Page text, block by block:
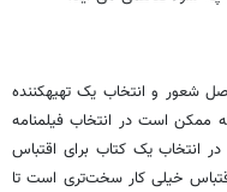
شعور و انتخاب یک تهیهکننده
ممکن است در انتخاب فیلمنامه
در انتخاب یک کتاب برای اقتباس
خیلی کار سخت‌تری است تا